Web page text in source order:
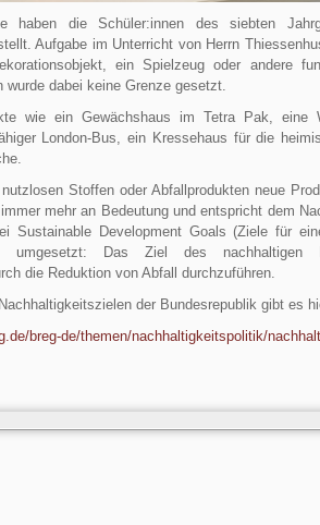
haben die Schüler:innen des siebten
Aufgabe im Unterricht von Herrn
ein Spielzeug oder andere
wurde dabei keine Grenze gesetzt.
wie ein Gewächshaus im Tetra Pak, eine
London-Bus, ein Kressehaus für die
Stoffen oder Abfallprodukten neue
mehr an Bedeutung und entspricht dem
Sustainable Development Goals (Ziele für
Das Ziel des nachhaltigen
die Reduktion von Abfall durchzuführen.
der Bundesrepublik gibt es
breg-de/themen/nachhaltigkeitspolitik/